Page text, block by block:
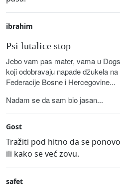
ibrahim
Psi lutalice stop
Jebo vam pas mater, vama u
koji odobravaju napade džukela
Federacije Bosne i Hercegovine...
Nadam se da sam bio jasan...
Gost
Tražiti pod hitno da se
ili kako se već zovu.
safet